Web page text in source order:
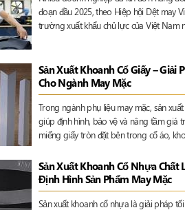
đoạn đầu 2025, theo Hiệp hội Dệt may
trường xuất khẩu chủ lực của Việt Nam
USD, tăng 6,3% so với cùng kỳ 2024,
Sản Xuất Khoanh Cổ Giấy –
Cho Ngành May Mặc
Trong ngành phụ liệu may mặc, sản
giúp định hình, bảo vệ và nâng tầm giá
miếng giấy tròn đặt bên trong cổ áo,
vận chuyển, trưng bày.
Sản Xuất Khoanh Cổ Nhựa Chất
Định Hình Sản Phẩm May Mặc
Sản xuất khoanh cổ nhựa là giải pháp